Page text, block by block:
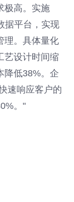
极高。实施
据平台，实现
理。具体量化
艺设计时间缩
降低38%。企
速响应客户的
。"